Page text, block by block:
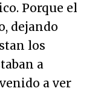
Porque el
dejando
los
a
a ver